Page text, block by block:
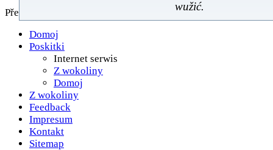
wužić.
Přehlad
Domoj
Poskitki
Internet serwis
Z wokoliny
Domoj
Z wokoliny
Feedback
Impresum
Kontakt
Sitemap